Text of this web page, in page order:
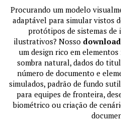
Procurando um modelo
adaptável para simular vistos
protótipos de sistemas de
ilustrativos? Nosso
um design rico em
sombra natural, dados do
número de documento e
simulados, padrão de fundo
para equipes de fronteira,
biométrico ou criação de